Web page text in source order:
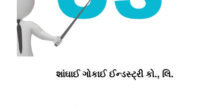
શાંઘાઈ ગોકાઈ ઈન્ડસ્ટ્રી કો., લિ.